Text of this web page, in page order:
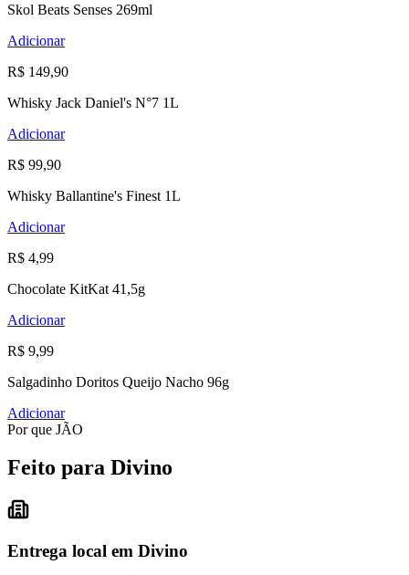
Skol Beats Senses 269ml
Adicionar
R$ 149,90
Whisky Jack Daniel's N°7 1L
Adicionar
R$ 99,90
Whisky Ballantine's Finest 1L
Adicionar
R$ 4,99
Chocolate KitKat 41,5g
Adicionar
R$ 9,99
Salgadinho Doritos Queijo Nacho 96g
Adicionar
Por que JÃO
Feito para Divino
Entrega local em Divino